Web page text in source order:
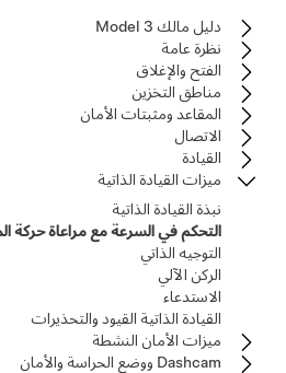
دليل مالك Model 3
نظرة عامة
الفتح والإغلاق
مناطق التخزين
المقاعد ومثبتات الأمان
الاتصال
القيادة
ميزات القيادة الذاتية
نبذة القيادة الذاتية
التحكم في السرعة مع مراعاة حركة المرور
التوجيه الذاتي
الركن الآلي
الاستدعاء
القيادة الذاتية القيود والتحذيرات
ميزات الأمان النشطة
Dashcam ووضع الحراسة والأمان